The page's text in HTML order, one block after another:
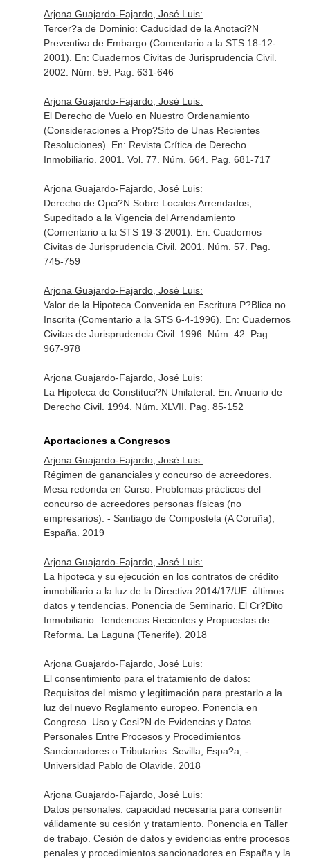
Arjona Guajardo-Fajardo, José Luis:
Tercer?a de Dominio: Caducidad de la Anotaci?N
Preventiva de Embargo (Comentario a la STS 18-12-
2001). En: Cuadernos Civitas de Jurisprudencia Civil.
2002. Núm. 59. Pag. 631-646
Arjona Guajardo-Fajardo, José Luis:
El Derecho de Vuelo en Nuestro Ordenamiento
(Consideraciones a Prop?Sito de Unas Recientes
Resoluciones). En: Revista Crítica de Derecho
Inmobiliario. 2001. Vol. 77. Núm. 664. Pag. 681-717
Arjona Guajardo-Fajardo, José Luis:
Derecho de Opci?N Sobre Locales Arrendados,
Supeditado a la Vigencia del Arrendamiento
(Comentario a la STS 19-3-2001). En: Cuadernos
Civitas de Jurisprudencia Civil. 2001. Núm. 57. Pag.
745-759
Arjona Guajardo-Fajardo, José Luis:
Valor de la Hipoteca Convenida en Escritura P?Blica no
Inscrita (Comentario a la STS 6-4-1996). En: Cuadernos
Civitas de Jurisprudencia Civil. 1996. Núm. 42. Pag.
967-978
Arjona Guajardo-Fajardo, José Luis:
La Hipoteca de Constituci?N Unilateral. En: Anuario de
Derecho Civil. 1994. Núm. XLVII. Pag. 85-152
Aportaciones a Congresos
Arjona Guajardo-Fajardo, José Luis:
Régimen de gananciales y concurso de acreedores.
Mesa redonda en Curso. Problemas prácticos del
concurso de acreedores personas físicas (no
empresarios). - Santiago de Compostela (A Coruña),
España. 2019
Arjona Guajardo-Fajardo, José Luis:
La hipoteca y su ejecución en los contratos de crédito
inmobiliario a la luz de la Directiva 2014/17/UE: últimos
datos y tendencias. Ponencia de Seminario. El Cr?Dito
Inmobiliario: Tendencias Recientes y Propuestas de
Reforma. La Laguna (Tenerife). 2018
Arjona Guajardo-Fajardo, José Luis:
El consentimiento para el tratamiento de datos:
Requisitos del mismo y legitimación para prestarlo a la
luz del nuevo Reglamento europeo. Ponencia en
Congreso. Uso y Cesi?N de Evidencias y Datos
Personales Entre Procesos y Procedimientos
Sancionadores o Tributarios. Sevilla, Espa?a, -
Universidad Pablo de Olavide. 2018
Arjona Guajardo-Fajardo, José Luis:
Datos personales: capacidad necesaria para consentir
válidamente su cesión y tratamiento. Ponencia en Taller
de trabajo. Cesión de datos y evidencias entre procesos
penales y procedimientos sancionadores en España y la